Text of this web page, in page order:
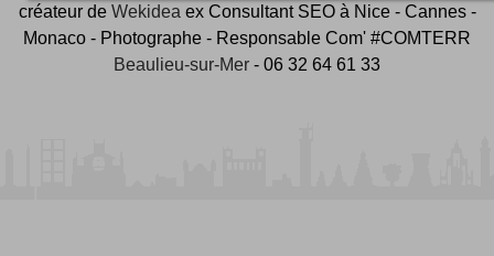
créateur de Wekidea ex Consultant SEO à Nice - Cannes -
Monaco - Photographe - Responsable Com' #COMTERR
Beaulieu-sur-Mer - 06 32 64 61 33